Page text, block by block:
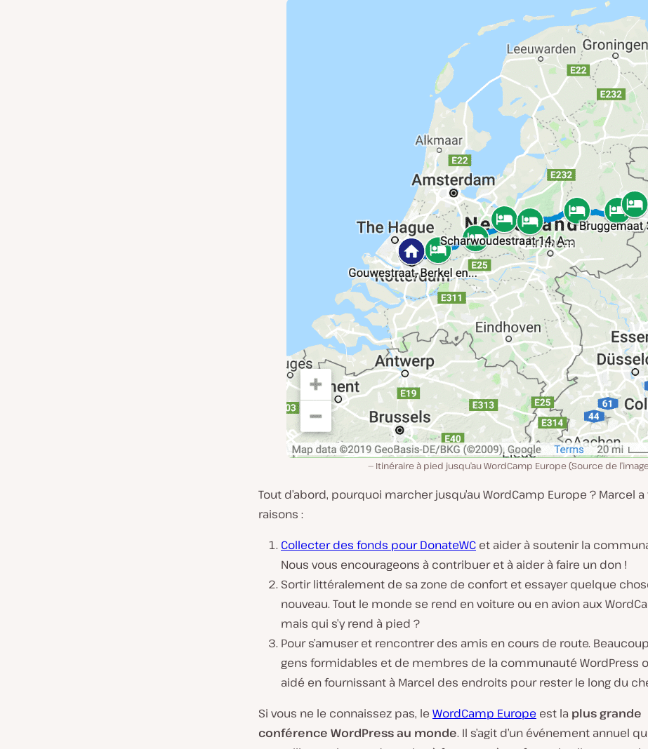
Itinéraire à pied jusqu’au WordCamp Europe (Source de
Tout d’abord, pourquoi marcher jusqu’au WordCamp Europe ? Marcel
raisons :
Collecter des fonds pour DonateWC et aider à soutenir la
Nous vous encourageons à contribuer et à aider à faire un don !
Sortir littéralement de sa zone de confort et essayer quelque
nouveau. Tout le monde se rend en voiture ou en avion aux
mais qui s’y rend à pied ?
Pour s’amuser et rencontrer des amis en cours de route.
gens formidables et de membres de la communauté WordPress
aidé en fournissant à Marcel des endroits pour rester le long du
Si vous ne le connaissez pas, le WordCamp Europe est la plus grande
conférence WordPress au monde. Il s’agit d’un événement annuel